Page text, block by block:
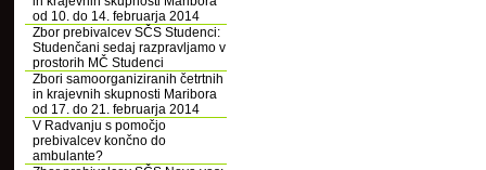
od 10. do 14. februarja 2014
Zbor prebivalcev SČS Studenci:
Studenčani sedaj razpravljamo v
prostorih MČ Studenci
Zbori samoorganiziranih četrtnih
in krajevnih skupnosti Maribora
od 17. do 21. februarja 2014
V Radvanju s pomočjo
prebivalcev končno do
ambulante?